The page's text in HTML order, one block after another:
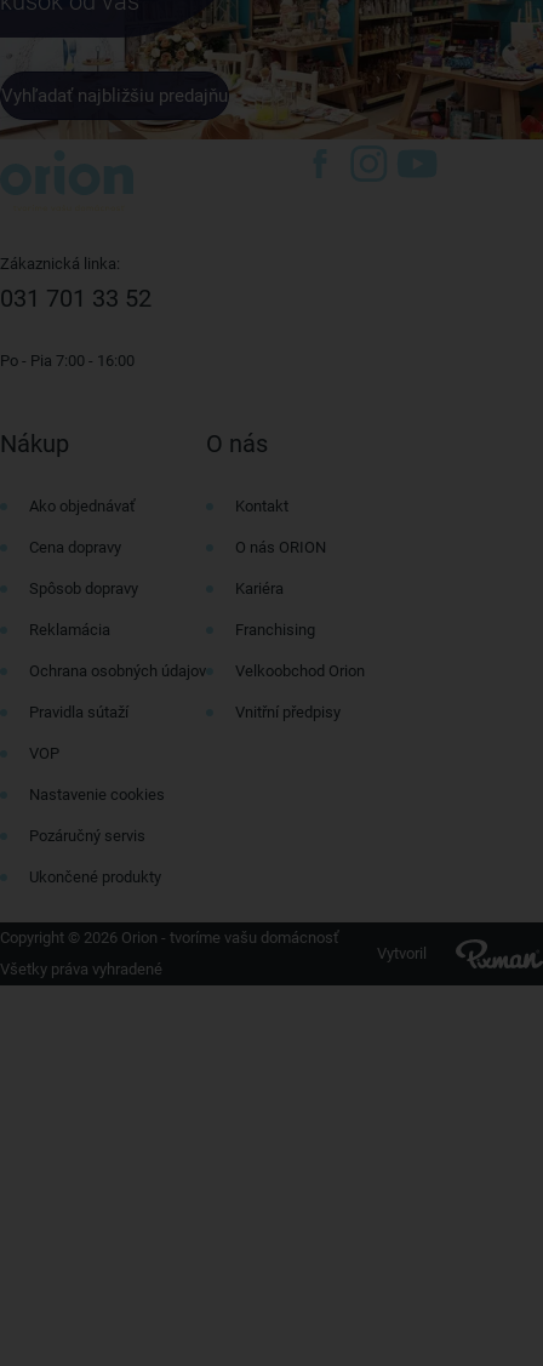
Vyhľadať najbližšiu predajňu
Zákaznická linka:
031 701 33 52
Po - Pia 7:00 - 16:00
Nákup
Ako objednávať
Cena dopravy
Spôsob dopravy
Reklamácia
Ochrana osobných údajov
Pravidla sútaží
VOP
Nastavenie cookies
Pozáručný servis
Ukončené produkty
O nás
Kontakt
O nás ORION
Kariéra
Franchising
Velkoobchod Orion
Vnitřní předpisy
Copyright © 2026 Orion - tvoríme vašu domácnosť
Všetky práva vyhradené
Vytvoril